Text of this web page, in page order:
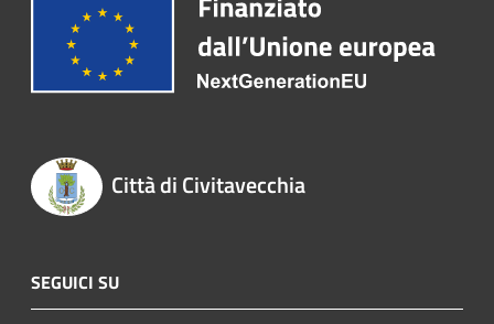
Città di Civitavecchia
SEGUICI SU